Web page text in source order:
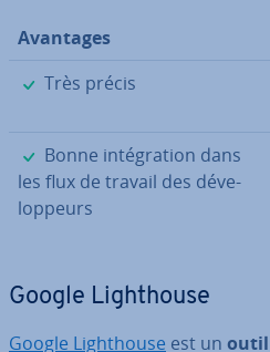
Avantages
✓
Très précis
✓
Bonne in­té­gra­tion dans
les flux de travail des dé­ve­
lop­peurs
Google Ligh­thouse
Google Ligh­thouse est un outil